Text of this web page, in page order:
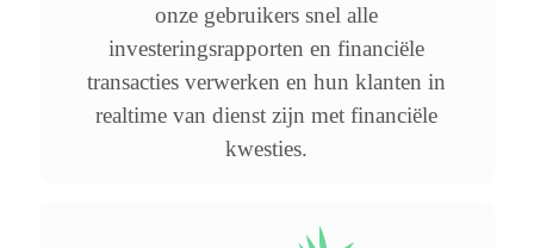
onze gebruikers snel alle
investeringsrapporten en financiële
transacties verwerken en hun klanten in
realtime van dienst zijn met financiële
kwesties.